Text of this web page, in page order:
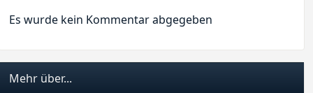
Es wurde kein Kommentar abgegeben
Mehr über...